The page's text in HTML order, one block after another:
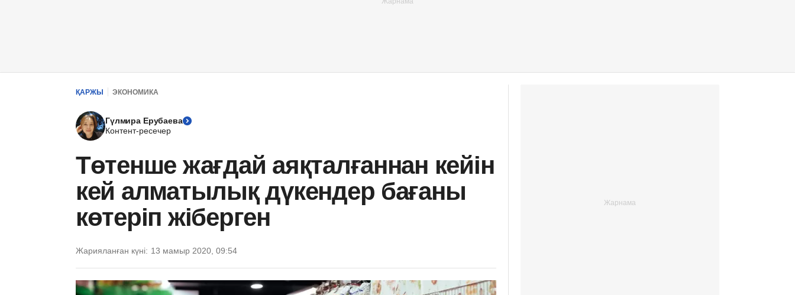
ҚАРЖЫ ЭКОНОМИКА
Гүлмира Ерубаева
Контент-ресечер
Төтенше жағдай аяқталғаннан кейін
кей алматылық дүкендер бағаны
көтеріп жіберген
Жарияланған күні: 13 мамыр 2020, 09:54